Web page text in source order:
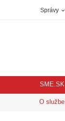
Správy
SME.SK
O službe